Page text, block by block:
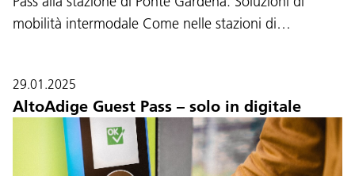
mobilità intermodale Come nelle stazioni di…
29.01.2025
AltoAdige Guest Pass – solo in digitale